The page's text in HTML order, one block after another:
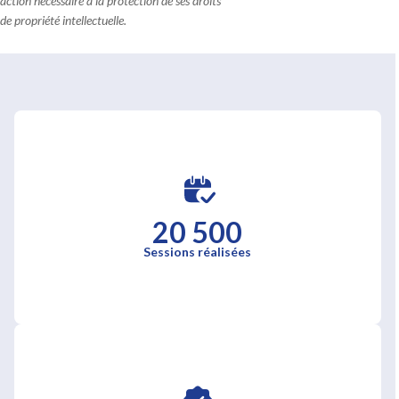
de propriété intellectuelle.
20 500
Sessions réalisées